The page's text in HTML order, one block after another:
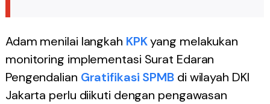
Adam menilai langkah KPKyang melakukan
monitoring implementasi Surat Edaran
Pengendalian Gratifikasi SPMB di wilayah DKI
Jakarta perlu diikuti dengan pengawasan